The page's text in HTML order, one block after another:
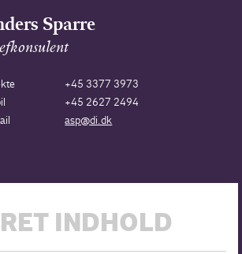
Sparre
+45 3377 3973
+45 2627 2494
asp@di.dk
INDHOLD